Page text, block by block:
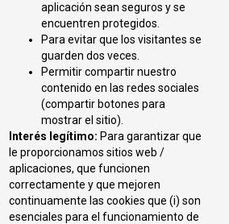
aplicación sean seguros y se
encuentren protegidos.
Para evitar que los visitantes se
guarden dos veces.
Permitir compartir nuestro
contenido en las redes sociales
(compartir botones para
mostrar el sitio).
Interés legítimo: Para garantizar que
le proporcionamos sitios web /
aplicaciones, que funcionen
correctamente y que mejoren
continuamente las cookies que (i) son
esenciales para el funcionamiento de